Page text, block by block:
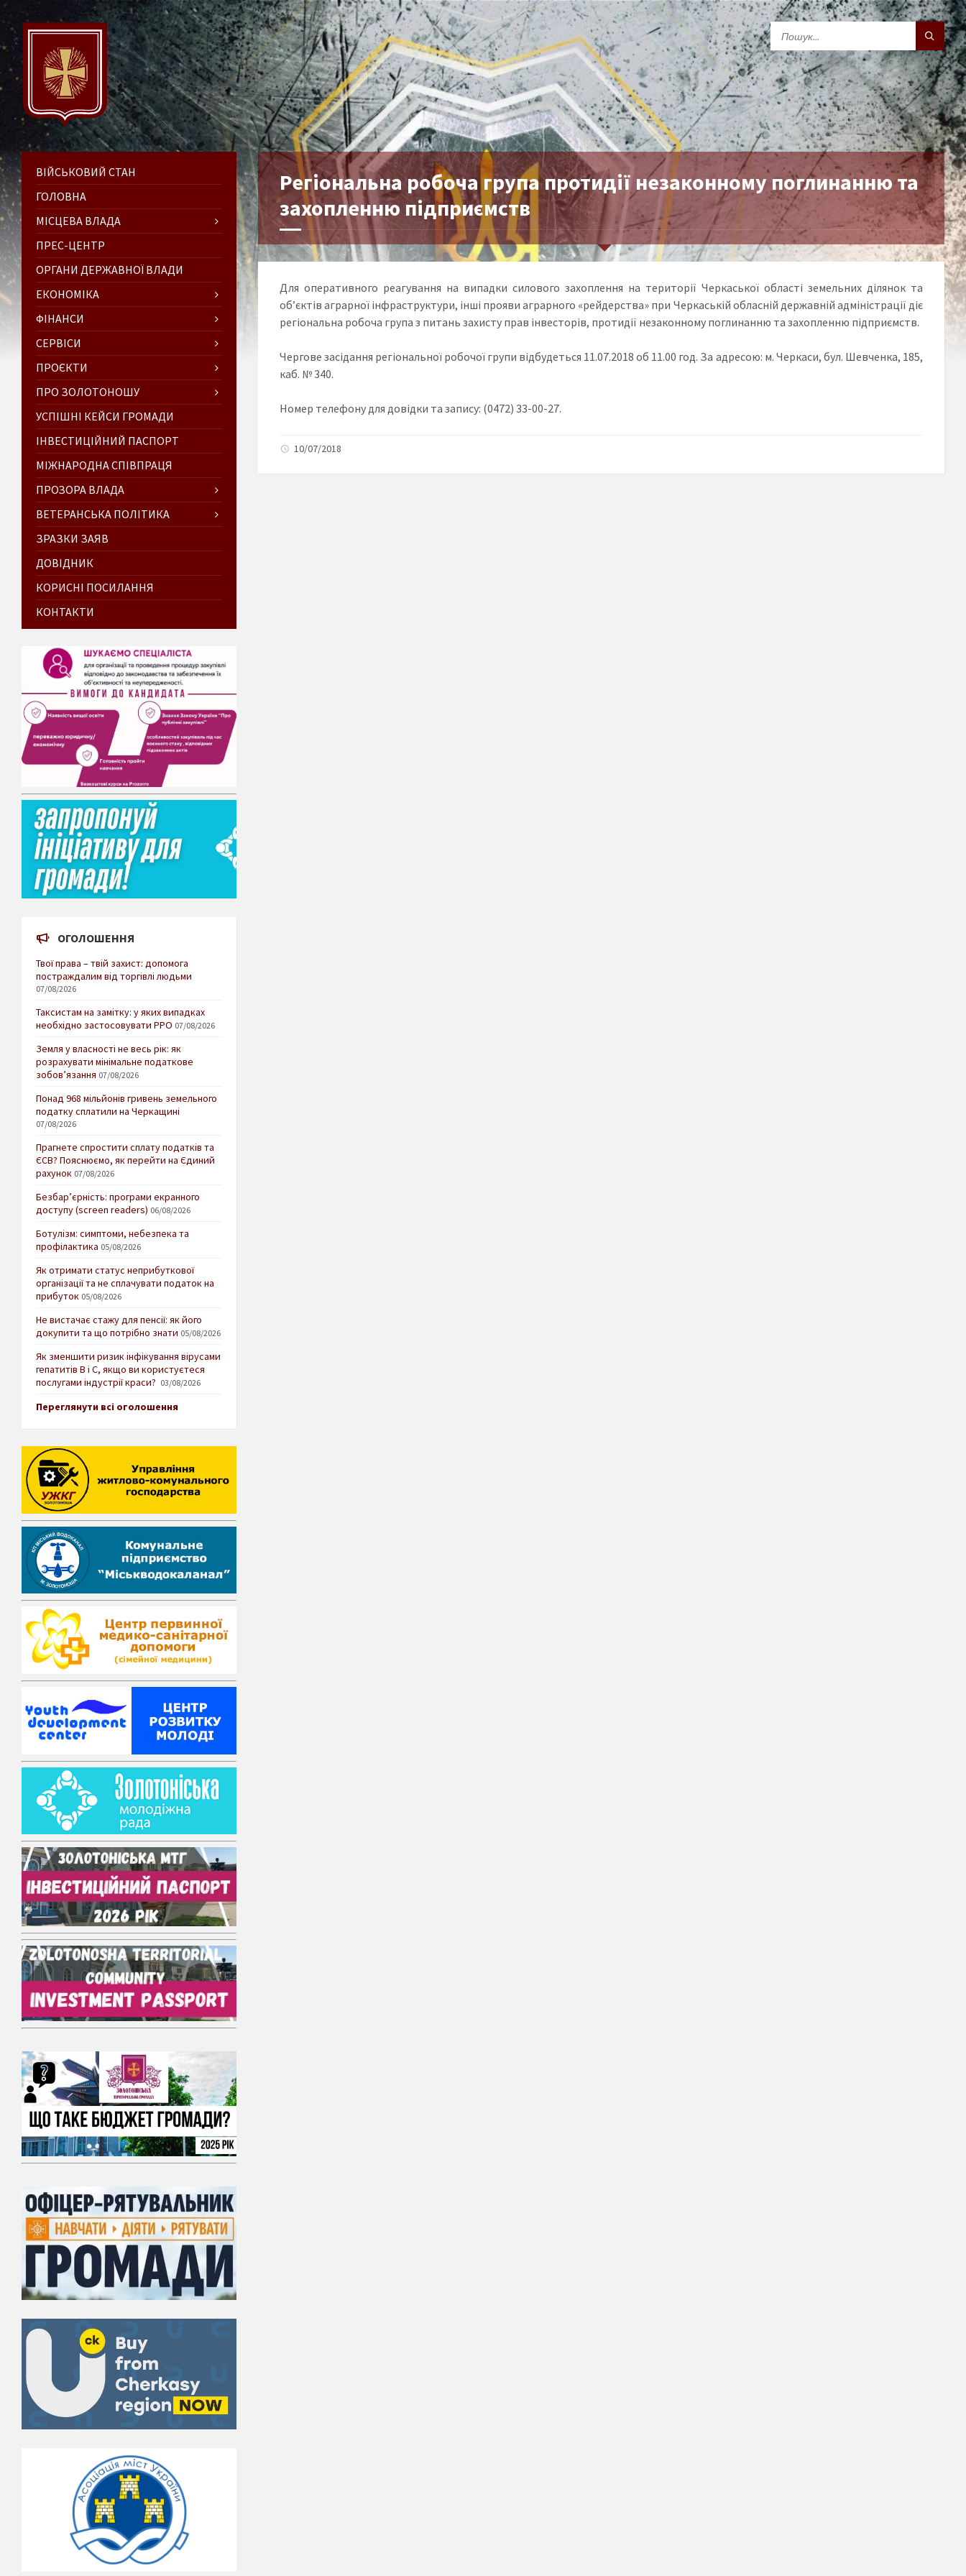
Регіональна робоча група протидії незаконному поглинанню та
захопленню підприємств
Для оперативного реагування на випадки силового захоплення на території Черкаської області земельних ділянок та
об’єктів аграрної інфраструктури, інші прояви аграрного «рейдерства» при Черкаській обласній державній адміністрації діє
регіональна робоча група з питань захисту прав інвесторів, протидії незаконному поглинанню та захопленню підприємств.
Чергове засідання регіональної робочої групи відбудеться 11.07.2018 об 11.00 год. За адресою: м. Черкаси, бул. Шевченка, 185,
каб. № 340.
Номер телефону для довідки та запису: (0472) 33-00-27.
10/07/2018
ВІЙСЬКОВИЙ СТАН
ГОЛОВНА
МІСЦЕВА ВЛАДА
ПРЕС-ЦЕНТР
ОРГАНИ ДЕРЖАВНОЇ ВЛАДИ
ЕКОНОМІКА
ФІНАНСИ
СЕРВІСИ
ПРОЄКТИ
ПРО ЗОЛОТОНОШУ
УСПІШНІ КЕЙСИ ГРОМАДИ
ІНВЕСТИЦІЙНИЙ ПАСПОРТ
МІЖНАРОДНА СПІВПРАЦЯ
ПРОЗОРА ВЛАДА
ВЕТЕРАНСЬКА ПОЛІТИКА
ЗРАЗКИ ЗАЯВ
ДОВІДНИК
КОРИСНІ ПОСИЛАННЯ
КОНТАКТИ
ОГОЛОШЕННЯ
Твої права – твій захист: допомога
постраждалим від торгівлі людьми
07/08/2026
Таксистам на замітку: у яких випадках
необхідно застосовувати РРО 07/08/2026
Земля у власності не весь рік: як
розрахувати мінімальне податкове
зобов’язання 07/08/2026
Понад 968 мільйонів гривень земельного
податку сплатили на Черкащині
07/08/2026
Прагнете спростити сплату податків та
ЄСВ? Пояснюємо, як перейти на Єдиний
рахунок 07/08/2026
Безбар’єрність: програми екранного
доступу (screen readers) 06/08/2026
Ботулізм: симптоми, небезпека та
профілактика 05/08/2026
Як отримати статус неприбуткової
організації та не сплачувати податок на
прибуток 05/08/2026
Не вистачає стажу для пенсії: як його
докупити та що потрібно знати 05/08/2026
Як зменшити ризик інфікування вірусами
гепатитів В і С, якщо ви користуєтеся
послугами індустрії краси? 03/08/2026
Переглянути всі оголошення